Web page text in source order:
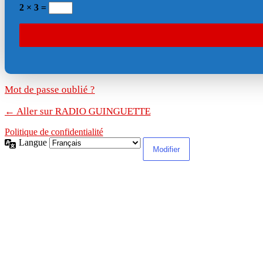
2 × 3 =
Mot de passe oublié ?
← Aller sur RADIO GUINGUETTE
Politique de confidentialité
Langue